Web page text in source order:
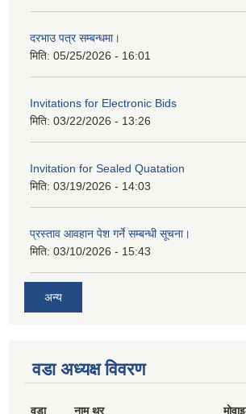
दरभाउ पत्र सम्बन्धमा।
मिति: 05/25/2026 - 16:01
Invitations for Electronic Bids
मिति: 03/22/2026 - 13:26
Invitation for Sealed Quatation
मिति: 03/19/2026 - 14:03
प्रस्ताव आवहान पेश गर्ने सम्बन्धी सूचना।
मिति: 03/10/2026 - 15:43
अन्य
वडा अध्यक्ष विवरण
वडा नाम थर